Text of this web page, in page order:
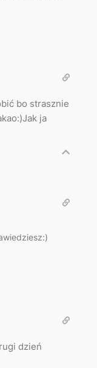
bo strasznie
ja
dzień